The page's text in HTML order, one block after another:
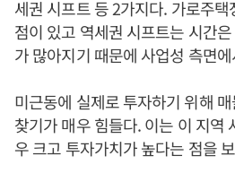
세권 시프트 등 2가지다. 가로주
점이 있고 역세권 시프트는 시간
가 많아지기 때문에 사업성 측면
미근동에 실제로 투자하기 위해
찾기가 매우 힘들다. 이는 이 지역
우 크고 투자가치가 높다는 점을